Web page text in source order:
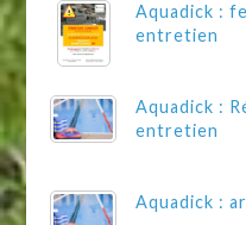
Aquadick :
entretien
Aquadick :
entretien
Aquadick :